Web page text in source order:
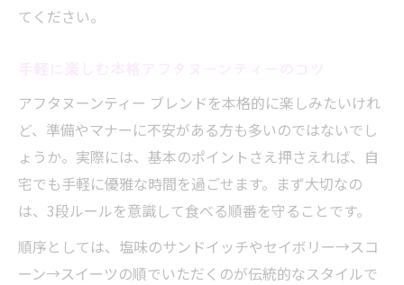
てください。
アフタヌーンティー ブレンドを本格的に楽しみたいけれ
ど、準備やマナーに不安がある方も多いのではないでし
ょうか。実際には、基本のポイントさえ押さえれば、自
宅でも手軽に優雅な時間を過ごせます。まず大切なの
は、3段ルールを意識して食べる順番を守ることです。
順序としては、塩味のサンドイッチやセイボリー→スコ
ーン→スイーツの順でいただくのが伝統的なスタイルで